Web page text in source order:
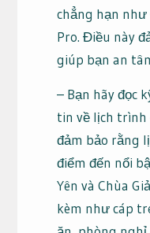
chẳng hạn như
Pro. Điều này
giúp bạn an
– Bạn hãy đọc
tin về lịch trình
đảm bảo rằng
điểm đến nổi
Yên và Chùa
kèm như cáp